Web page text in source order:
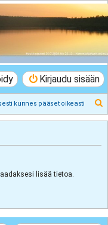
Kirjaudu sisään
kunnes pääset oikeasti
lisää tietoa.